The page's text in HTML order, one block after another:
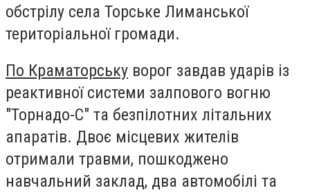
обстрілу села Торське Лиманської
територіальної громади.
По Краматорську ворог завдав ударів із
реактивної системи залпового вогню
"Торнадо-С" та безпілотних літальних
апаратів. Двоє місцевих жителів
отримали травми, пошкоджено
навчальний заклад, два автомобілі та